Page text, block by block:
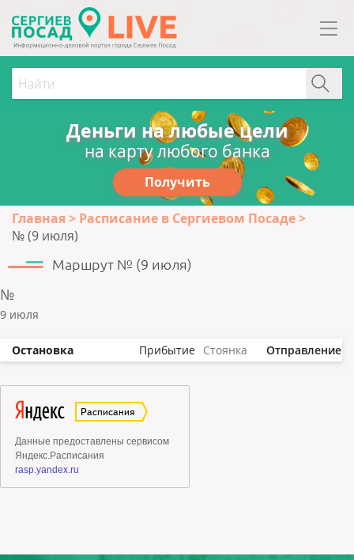
Деньги на любые цели
на карту любого банка
Получить
Главная
Расписание в Сергиевом Посаде
№ (9 июля)
Маршрут № (9 июля)
№
9 июля
Остановка Прибытие Стоянка Отправление